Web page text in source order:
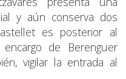
y aún conserva dos
es posterior al
de Berenguer
vigilar la entrada al